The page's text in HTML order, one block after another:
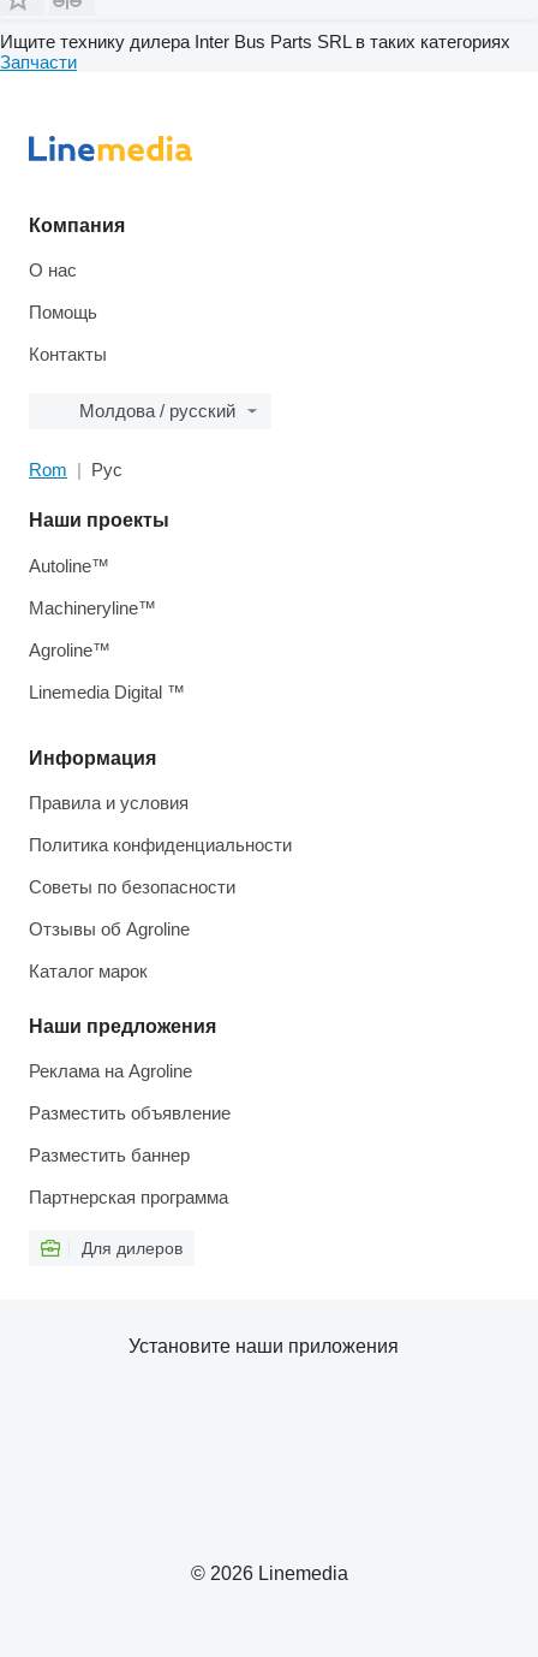
Ищите технику дилера Inter Bus Parts SRL в таких категориях
Запчасти
Компания
О нас
Помощь
Контакты
Молдова / русский
Rom Рус
Информация
Правила и условия
Политика конфиденциальности
Советы по безопасности
Отзывы об Agroline
Каталог марок
Наши предложения
Реклама на Agroline
Разместить объявление
Разместить баннер
Партнерская программа
Для дилеров
Наши проекты
Autoline™
Machineryline™
Agroline™
Linemedia Digital ™
© 2026 Linemedia
Установите наши приложения